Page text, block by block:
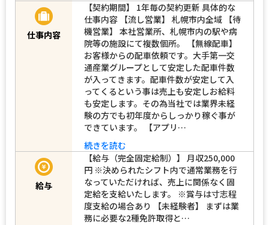
仕事内容
【契約期間】 1年毎の契約更新 具体的な
仕事内容 【流し営業】 札幌市内全域 【待
機営業】 本社営業所、札幌市内の駅や病
院等の施設にて複数個所。 【無線配車】
お客様からの配車依頼です。大手第一交
通産業グループとして安定した配車件数
が入ってきます。配車件数が安定して入
ってくるという事は売上も安定しお給料
も安定します。その為当社では業界未経
験の方でも初年度からしっかり稼ぐ事が
できています。 【アプリ…
続きを読む
給与
【給与（完全固定給制）】 月収250,000
円 ※決められたシフト内で通常業務を行
なっていただければ、売上に関係なく固
定給を支給いたします。 ※賞与は寸志程
度支給の場合あり 【未経験者】 まずは業
務に必要な2種免許取得と…